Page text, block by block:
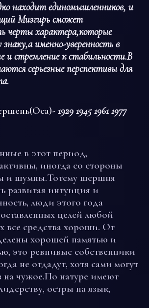
находит единомышленников, и
Мизгирь сможет
черты характера,которые
именно-уверенность в
и стремление к стабильности.В
серьезные перспективы для
1929 1945 1961 1977
в этот период,
иногда со стороны
и шумны.Тотему шершня
развитая интуиция и
люди этого года
целей любой
все средства хороши. От
хорошей памятью и
это ревнивые собственники
не отдадут, хотя сами могут
на чужое.По натуре имеют
остры на язык,